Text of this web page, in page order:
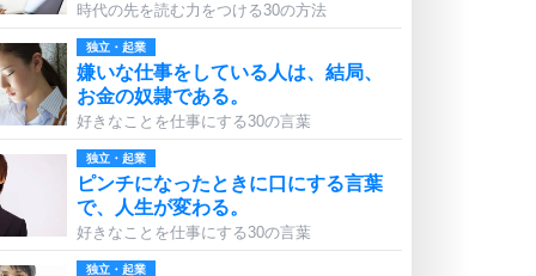
時代の先を読む力をつける30の方法
独立・起業
嫌いな仕事をしている人は、結局、
お金の奴隷である。
好きなことを仕事にする30の言葉
独立・起業
ピンチになったときに口にする言葉
で、人生が変わる。
好きなことを仕事にする30の言葉
独立・起業